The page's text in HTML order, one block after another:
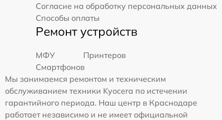
Согласие на обработку персональных данных
Способы оплаты
Ремонт устройств
МФУ
Принтеров
Смартфонов
Мы занимаемся ремонтом и техническим
обслуживанием техники Kyocera по истечении
гарантийного периода. Наш центр в Краснодаре
работает независимо и не имеет официальной